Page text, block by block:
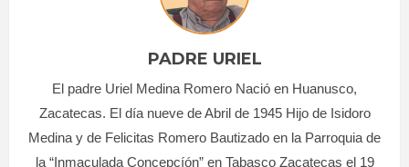
PADRE URIEL
El padre Uriel Medina Romero Nació en Huanusco,
Zacatecas. El día nueve de Abril de 1945 Hijo de Isidoro
Medina y de Felicitas Romero Bautizado en la Parroquia de
la “Inmaculada Concepcíón” en Tabasco Zacatecas el 19